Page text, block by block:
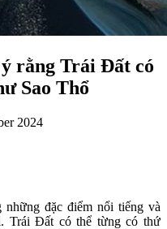
rằng Trái Đất có
Sao Thổ
2024
đặc điểm nổi tiếng và
Trái Đất có thể từng có thứ